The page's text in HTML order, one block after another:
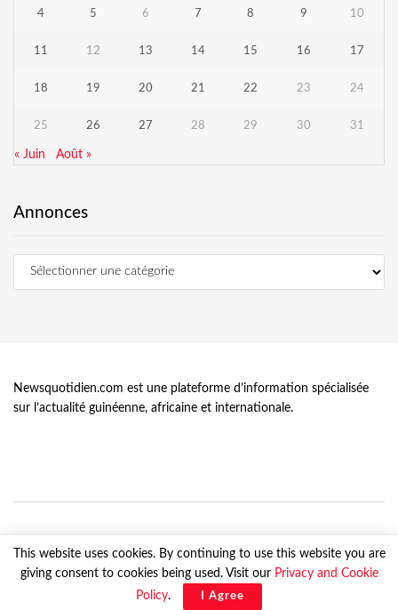
4 5 6 7 8 9 10
11 12 13 14 15 16 17
18 19 20 21 22 23 24
25 26 27 28 29 30 31
« Juin Août »
Annonces
Newsquotidien.com est une plateforme d’information spécialisée
sur l’actualité guinéenne, africaine et internationale.
© Newsquotidien.com, tous droits réservés
This website uses cookies. By continuing to use this website you are
giving consent to cookies being used. Visit our Privacy and Cookie
Policy. I Agree